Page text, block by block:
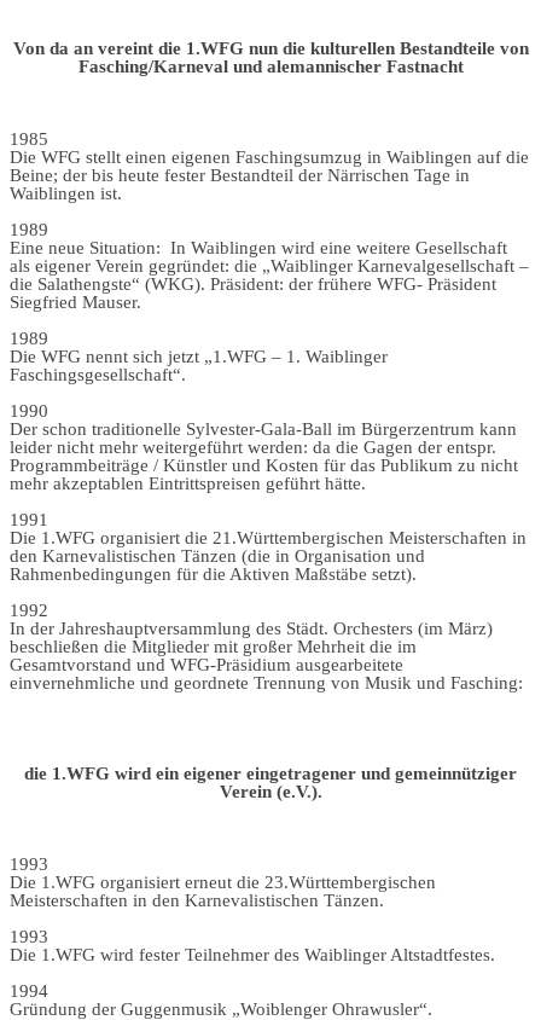
Von da an vereint die 1.WFG nun die kulturellen Bestandteile von
Fasching/Karneval und alemannischer Fastnacht
1985
Die WFG stellt einen eigenen Faschingsumzug in Waiblingen auf die
Beine; der bis heute fester Bestandteil der Närrischen Tage in
Waiblingen ist.
1989
Eine neue Situation: In Waiblingen wird eine weitere Gesellschaft
als eigener Verein gegründet: die „Waiblinger Karnevalgesellschaft –
die Salathengste“ (WKG). Präsident: der frühere WFG- Präsident
Siegfried Mauser.
1989
Die WFG nennt sich jetzt „1.WFG – 1. Waiblinger
Faschingsgesellschaft“.
1990
Der schon traditionelle Sylvester-Gala-Ball im Bürgerzentrum kann
leider nicht mehr weitergeführt werden: da die Gagen der entspr.
Programmbeiträge / Künstler und Kosten für das Publikum zu nicht
mehr akzeptablen Eintrittspreisen geführt hätte.
1991
Die 1.WFG organisiert die 21.Württembergischen Meisterschaften in
den Karnevalistischen Tänzen (die in Organisation und
Rahmenbedingungen für die Aktiven Maßstäbe setzt).
1992
In der Jahreshauptversammlung des Städt. Orchesters (im März)
beschließen die Mitglieder mit großer Mehrheit die im
Gesamtvorstand und WFG-Präsidium ausgearbeitete
einvernehmliche und geordnete Trennung von Musik und Fasching:
die 1.WFG wird ein eigener eingetragener und gemeinnütziger
Verein (e.V.).
1993
Die 1.WFG organisiert erneut die 23.Württembergischen
Meisterschaften in den Karnevalistischen Tänzen.
1993
Die 1.WFG wird fester Teilnehmer des Waiblinger Altstadtfestes.
1994
Gründung der Guggenmusik „Woiblenger Ohrawusler“.